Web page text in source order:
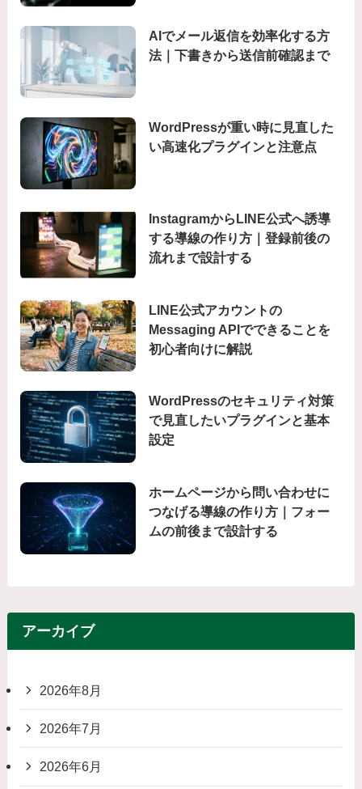
AIでメール返信を効率化する方
法｜下書きから送信前確認まで
WordPressが重い時に見直した
い高速化プラグインと注意点
InstagramからLINE公式へ誘導
する導線の作り方｜登録前後の
流れまで設計する
LINE公式アカウントの
Messaging APIでできることを
初心者向けに解説
WordPressのセキュリティ対策
で見直したいプラグインと基本
設定
ホームページから問い合わせに
つなげる導線の作り方｜フォー
ムの前後まで設計する
アーカイブ
2026年8月
2026年7月
2026年6月